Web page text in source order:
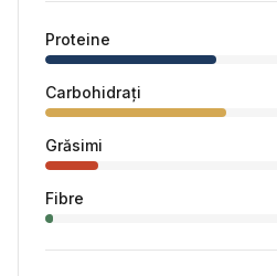
Proteine
Carbohidrați
Grăsimi
Fibre